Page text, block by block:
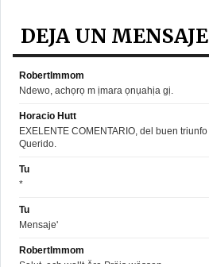
DEJA UN MENSAJE